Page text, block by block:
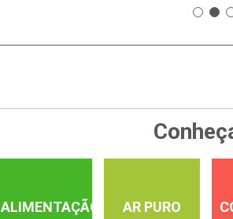
ALIMENTAÇÃO AR PURO